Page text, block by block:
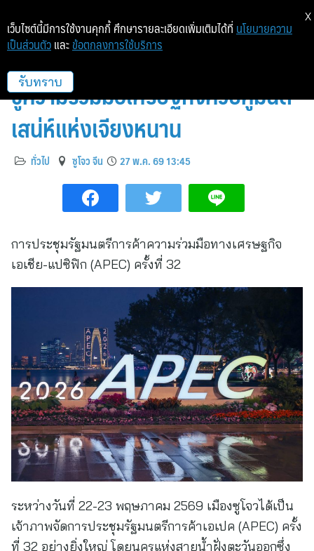
“ซูโจว” โชว์ศักยภาพบนเวที APEC
ชูความร่วมมือเศรษฐกิจควบคู่มนต์
เสน่ห์แห่งเจียงหนาน
ทั่วไป ซูโจว จีน 27 พ.ค. 69 13:45
การประชุมรัฐมนตรีการค้าความร่วมมือทางเศรษฐกิจ
เอเชีย-แปซิฟิก (APEC) ครั้งที่ 32
ระหว่างวันที่ 22-23 พฤษภาคม 2569 เมืองซูโจวได้เป็น
เจ้าภาพจัดการประชุมรัฐมนตรีการค้าเอเปค (APEC) ครั้ง
ที่ 32 อย่างยิ่งใหญ่ โดยนครแห่งสายน้ำฝั่งตะวันออกซึ่ง
เว็บไซต์นี้มีการใช้งานคุกกี้ ศึกษารายละเอียดเพิ่มเติมได้ที่ นโยบายความ
เป็นส่วนตัว และ ข้อตกลงการใช้บริการ
รับทราบ
X